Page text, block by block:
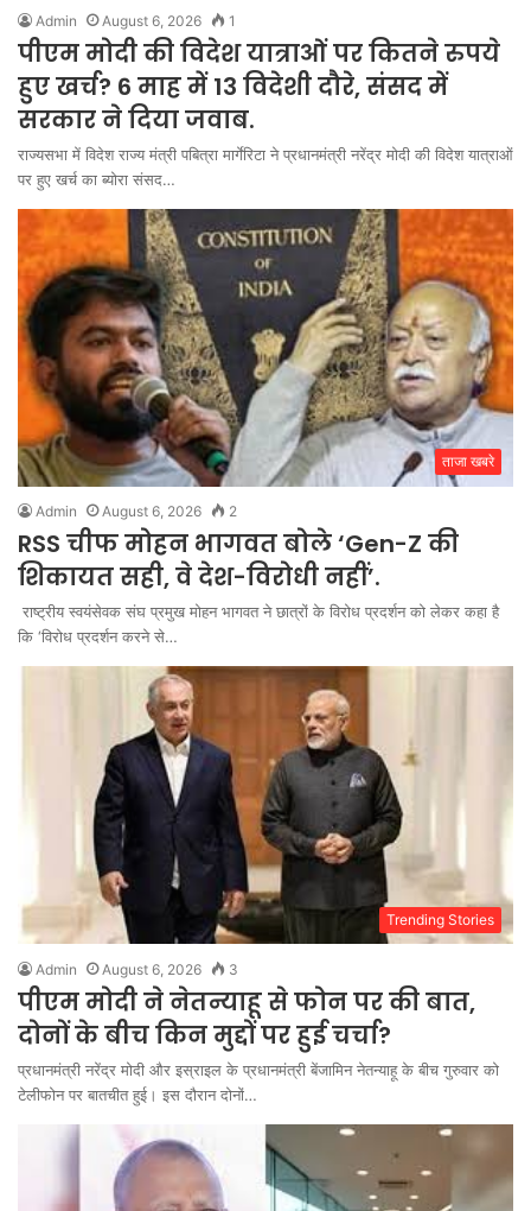
Admin August 6, 2026 1
पीएम मोदी की विदेश यात्राओं पर कितने रुपये
हुए खर्च? 6 माह में 13 विदेशी दौरे, संसद में
सरकार ने दिया जवाब.
राज्यसभा में विदेश राज्य मंत्री पबित्रा मार्गेरिटा ने प्रधानमंत्री नरेंद्र मोदी की विदेश यात्राओं
पर हुए खर्च का ब्योरा संसद…
ताजा खबरे
Admin August 6, 2026 2
RSS चीफ मोहन भागवत बोले ‘Gen-Z की
शिकायत सही, वे देश-विरोधी नहीं’.
राष्ट्रीय स्वयंसेवक संघ प्रमुख मोहन भागवत ने छात्रों के विरोध प्रदर्शन को लेकर कहा है
कि ‘विरोध प्रदर्शन करने से…
Trending Stories
Admin August 6, 2026 3
पीएम मोदी ने नेतन्याहू से फोन पर की बात,
दोनों के बीच किन मुद्दों पर हुई चर्चा?
प्रधानमंत्री नरेंद्र मोदी और इस्राइल के प्रधानमंत्री बेंजामिन नेतन्याहू के बीच गुरुवार को
टेलीफोन पर बातचीत हुई। इस दौरान दोनों…